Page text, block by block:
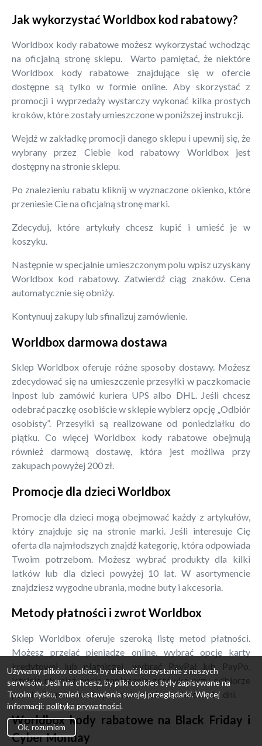
Jak wykorzystać Worldbox kod rabatowy?
Worldbox kody rabatowe możesz wykorzystać wchodząc
na oficjalną stronę sklepu. Warto pamiętać, że niektóre
Worldbox kody rabatowe znajdujące się w ofercie
dostępne są tylko w formie online. Aby skorzystać z
promocji i wyprzedaży wystarczy wykonać kilka prostych
kroków, które zostały umieszczone w poniższej instrukcji.
Wejdź w zakładkę promocji danego sklepu i upewnij się, że
wybrany przez Ciebie kod rabatowy Worldbox jest
dostępny na stronie sklepu.
Po znalezieniu rabatu kliknij w wyznaczone okienko, które
przeniesie Cie na oficjalną stronę marki.
Zdecyduj, które artykuły chcesz kupić i umieść je w
koszyku.
Następnie w specjalnie umieszczonym polu wpisz uzyskany
Worldbox kod rabatowy. Zatwierdź ciąg znaków. Cena
automatycznie się obniży.
Kontynuuj zakupy lub sfinalizuj zamówienie.
Worldbox darmowa dostawa
Sklep Worldbox oferuje różne sposoby dostawy. Możesz
zdecydować się na umieszczenie przesyłki w paczkomacie
Inpost lub zamówić kuriera UPS albo DHL. Jeśli chcesz
odebrać paczkę osobiście w sklepie wybierz opcję „Odbiór
osobisty”. Przesyłki są realizowane od poniedziałku do
piątku. Co więcej Worldbox kody rabatowe obejmują
również darmową dostawę, która jest możliwa przy
zakupach powyżej 200 zł.
Promocje dla dzieci Worldbox
Promocje dla dzieci mogą obejmować każdy z artykułów,
który znajduje się na stronie marki. Jeśli interesuje Cię
oferta dla najmłodszych znajdź kategorię, która odpowiada
Twoim potrzebom. Możesz wybrać produkty dla kilki
latków lub dla dzieci powyżej 10 lat. W asortymencie
znajdziesz wygodne ubrania, modne buty i akcesoria.
Metody płatności i zwrot Worldbox
Sklep Worldbox oferuje szeroką listę metod płatności.
Możesz przelać pieniądze online, wybrać opcję karty
kredytowej lub płatniczej, wybrać PayPal lub PayPo.
Istnieje również opcja zapłacenia gotówką przy odbiorze
paczki. Termin zwrotu płatności może wynieść do 14 dni.
Worldbox kody rabatowe na Black Friday i
Cyber Monday
Używamy plików cookies, by ułatwić korzystanie z naszych
serwisów. Jeśli nie chcesz, by pliki cookies były zapisywane na
Twoim dysku, zmień ustawienia swojej przeglądarki. Więcej
informacji: polityka prywatności.
Ok, rozumiem